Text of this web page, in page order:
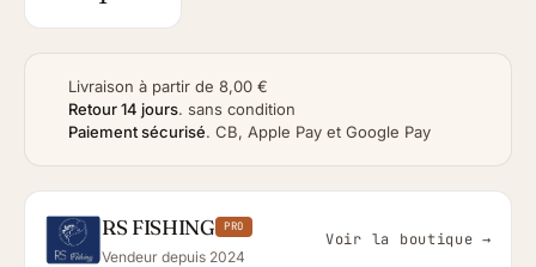
Livraison à partir de 8,00 €
Retour 14 jours. sans condition
Paiement sécurisé. CB, Apple Pay et Google Pay
RS FISHING PRO
Vendeur depuis 2024
Voir la boutique →